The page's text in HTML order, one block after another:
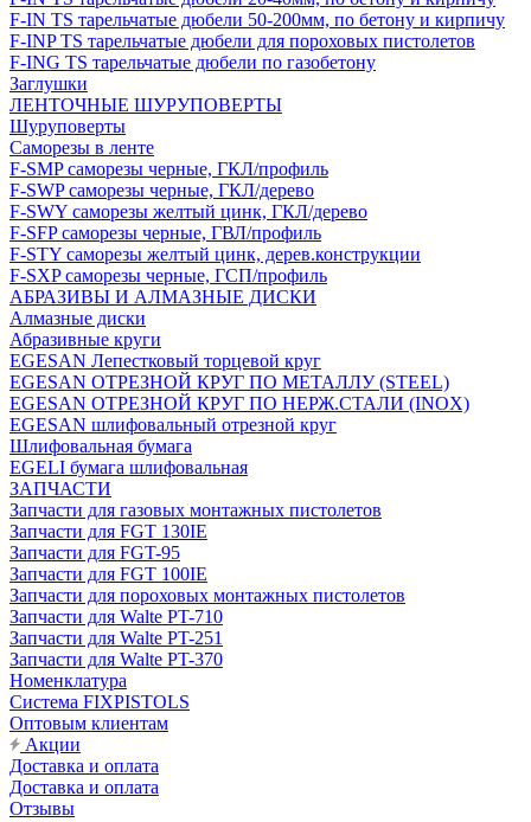
F-IN TS тарельчатые дюбели 50-200мм, по бетону и кирпичу
F-INP TS тарельчатые дюбели для пороховых пистолетов
F-ING TS тарельчатые дюбели по газобетону
Заглушки
ЛЕНТОЧНЫЕ ШУРУПОВЕРТЫ
Шуруповерты
Саморезы в ленте
F-SMP саморезы черные, ГКЛ/профиль
F-SWP саморезы черные, ГКЛ/дерево
F-SWY саморезы желтый цинк, ГКЛ/дерево
F-SFP саморезы черные, ГВЛ/профиль
F-STY саморезы желтый цинк, дерев.конструкции
F-SXP саморезы черные, ГСП/профиль
АБРАЗИВЫ И АЛМАЗНЫЕ ДИСКИ
Алмазные диски
Абразивные круги
EGESAN Лепестковый торцевой круг
EGESAN ОТРЕЗНОЙ КРУГ ПО МЕТАЛЛУ (STEEL)
EGESAN ОТРЕЗНОЙ КРУГ ПО НЕРЖ.СТАЛИ (INOX)
EGESAN шлифовальный отрезной круг
Шлифовальная бумага
EGELI бумага шлифовальная
ЗАПЧАСТИ
Запчасти для газовых монтажных пистолетов
Запчасти для FGT 130IE
Запчасти для FGT-95
Запчасти для FGT 100IE
Запчасти для пороховых монтажных пистолетов
Запчасти для Walte PT-710
Запчасти для Walte PT-251
Запчасти для Walte PT-370
Номенклатура
Система FIXPISTOLS
Оптовым клиентам
Акции
Доставка и оплата
Доставка и оплата
Отзывы